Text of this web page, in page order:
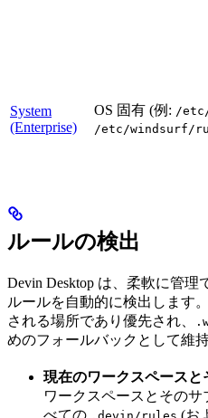
System
(Enterprise)
OS 固有 (例: /
/etc/windsurf/
ルールの検出
Devin Desktop は、柔軟に管
ルールを自動的に検出します。
される場所であり優先され、
めのフォールバックとして維
現在のワークスペースと
ワークスペースとその
べての
(お